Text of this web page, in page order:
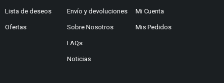
Lista de deseos
Ofertas
Envío y devoluciones
Sobre Nosotros
FAQs
Noticias
Mi Cuenta
Mis Pedidos